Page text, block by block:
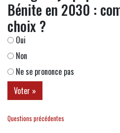
Bénite en 2030 :
choix ?
Oui
Non
Ne se prononce pas
Questions précédentes